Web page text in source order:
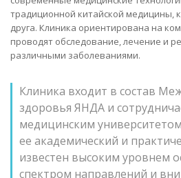
традиционной китайской медицины,
друга. Клиника ориентирована на
проводят обследование, лечение и
различными заболеваниями.
Клиника входит в состав
здоровья ЯНДА и
медицинским
ее академический и
известен высоким уровнем
спектром направлений и